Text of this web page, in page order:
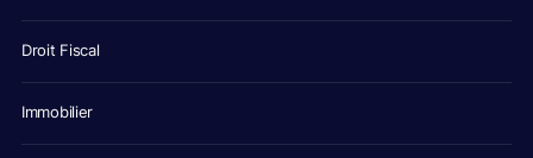
Droit Fiscal
Immobilier